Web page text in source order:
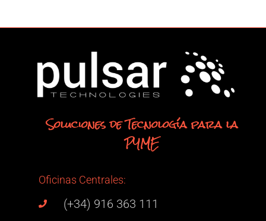
Soluciones de Tecnología para la
PYME
Oficinas Centrales:
(+34) 916 363 111